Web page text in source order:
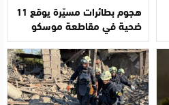
هجوم بطائرات مسيّرة يوقع 11
ضحية في مقاطعة موسكو